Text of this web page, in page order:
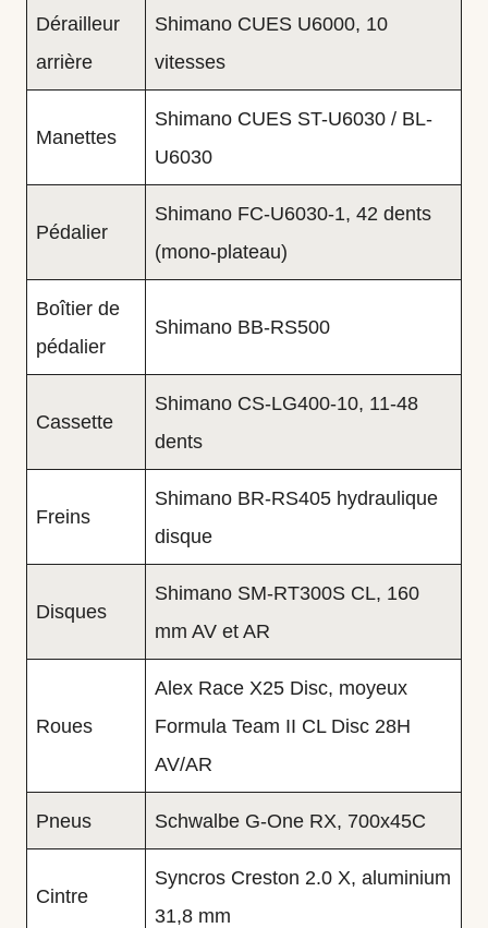
Dérailleur
arrière
Shimano CUES U6000, 10
vitesses
Manettes
Shimano CUES ST-U6030 / BL-
U6030
Pédalier
Shimano FC-U6030-1, 42 dents
(mono-plateau)
Boîtier de
pédalier
Shimano BB-RS500
Cassette
Shimano CS-LG400-10, 11-48
dents
Freins
Shimano BR-RS405 hydraulique
disque
Disques
Shimano SM-RT300S CL, 160
mm AV et AR
Roues
Alex Race X25 Disc, moyeux
Formula Team II CL Disc 28H
AV/AR
Pneus Schwalbe G-One RX, 700x45C
Cintre
Syncros Creston 2.0 X, aluminium
31,8 mm